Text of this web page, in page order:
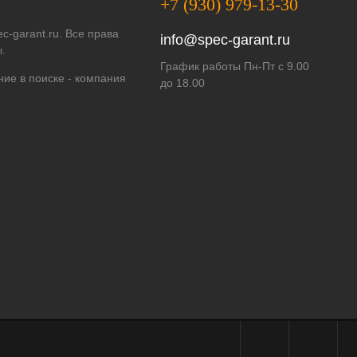
garant.ru. Все права
в поиске - компания
+7 (930) 979-13-30
info@spec-garant.ru
График работы Пн-Пт с 9.00
до 18.00